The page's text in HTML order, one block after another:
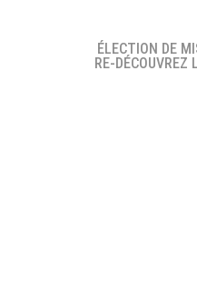
ÉLECTION DE
RE-DÉCOUVREZ